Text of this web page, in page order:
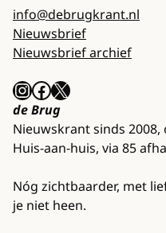
info@debrugkrant.nl
Nieuwsbrief
Nieuwsbrief archief
InstagramFacebook X
de Brug
Nieuwskrant sinds
Huis-aan-huis, via 85
Nóg zichtbaarder, met
je niet heen.